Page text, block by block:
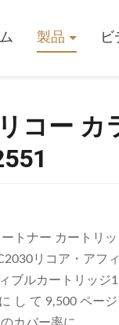
製品 ビ
コー
トナー カートリ
リコア・アフ
ブルカートリッ
し て 9,500 ペー